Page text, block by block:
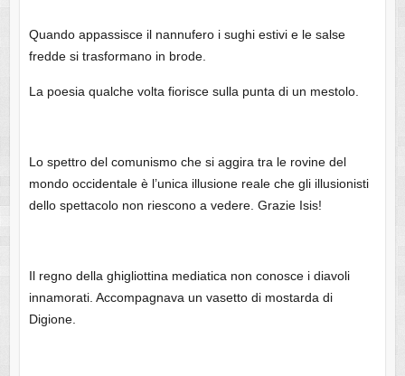
Quando appassisce il nannufero i sughi estivi e le salse
fredde si trasformano in brode.
La poesia qualche volta fiorisce sulla punta di un mestolo.
Lo spettro del comunismo che si aggira tra le rovine del
mondo occidentale è l’unica illusione reale che gli illusionisti
dello spettacolo non riescono a vedere. Grazie Isis!
Il regno della ghigliottina mediatica non conosce i diavoli
innamorati. Accompagnava un vasetto di mostarda di
Digione.